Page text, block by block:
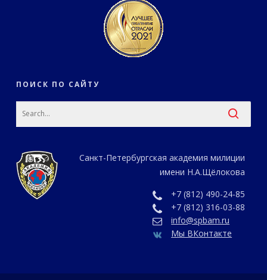
ПОИСК ПО САЙТУ
Санкт-Петербургская академия милиции
имени Н.А.Щёлокова
+7 (812) 490-24-85
+7 (812) 316-03-88
info@spbam.ru
Мы ВКонтакте